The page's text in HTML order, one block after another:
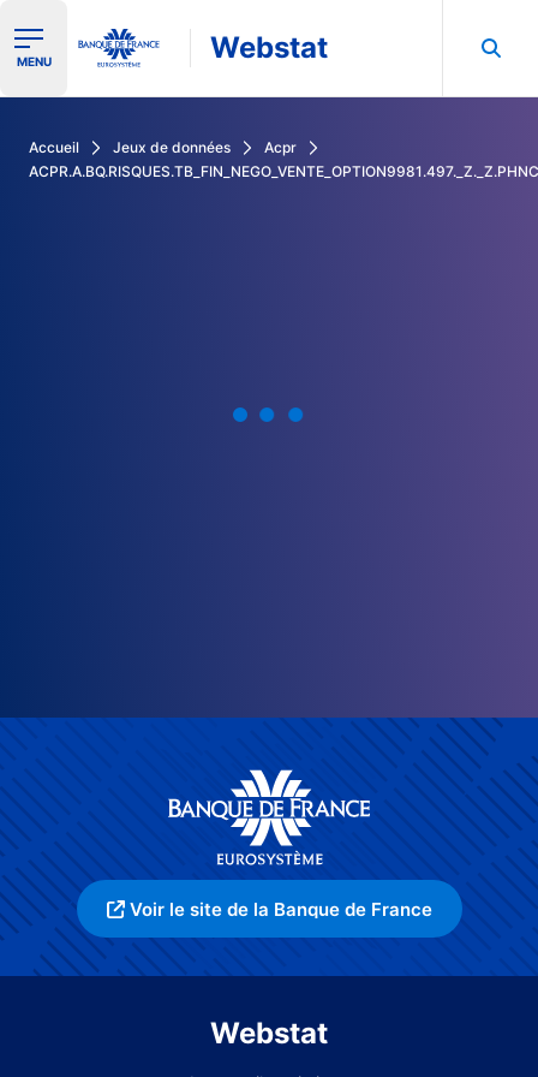
Ouvrir le menu de navigation
MENU Webstat
Accueil Jeux de données
Acpr
Voir le site de la Banque de France
Webstat